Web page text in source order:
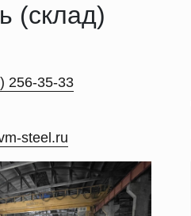
(склад)
256-35-33
steel.ru